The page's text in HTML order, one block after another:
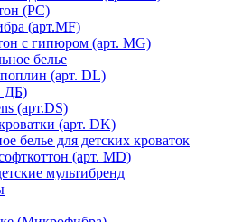
(PC)
(арт.MF)
с гипюром (арт. MG)
белье
(арт. DL)
ДБ)
(арт.DS)
(арт. DK)
белье для детских кроваток
(арт. MD)
мультибренд